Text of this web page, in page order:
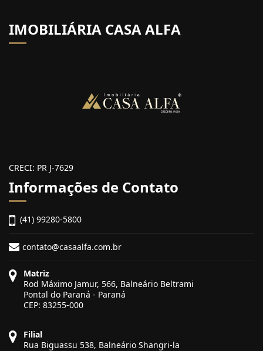
IMOBILIÁRIA CASA ALFA
CRECI: PR J-7629
Informações de Contato
(41) 99280-5800
contato@casaalfa.com.br
Matriz
Rod Máximo Jamur, 566, Balneário Beltrami
Pontal do Paraná - Paraná
CEP: 83255-000
Filial
Rua Biguassu 538, Balneário Shangri-la